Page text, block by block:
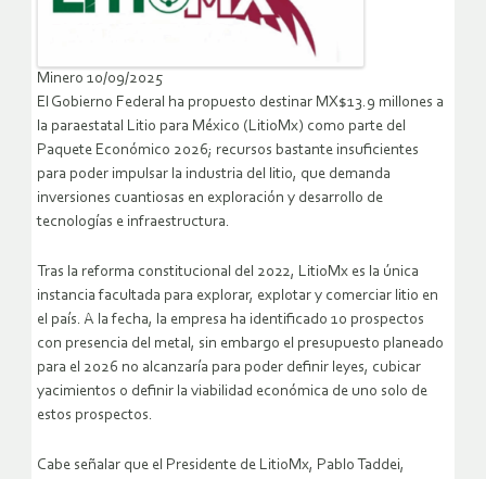
Minero 10/09/2025
El Gobierno Federal ha propuesto destinar MX$13.9 millones a
la paraestatal Litio para México (LitioMx) como parte del
Paquete Económico 2026; recursos bastante insuficientes
para poder impulsar la industria del litio, que demanda
inversiones cuantiosas en exploración y desarrollo de
tecnologías e infraestructura.
Tras la reforma constitucional del 2022, LitioMx es la única
instancia facultada para explorar, explotar y comerciar litio en
el país. A la fecha, la empresa ha identificado 10 prospectos
con presencia del metal, sin embargo el presupuesto planeado
para el 2026 no alcanzaría para poder definir leyes, cubicar
yacimientos o definir la viabilidad económica de uno solo de
estos prospectos.
Cabe señalar que el Presidente de LitioMx, Pablo Taddei,